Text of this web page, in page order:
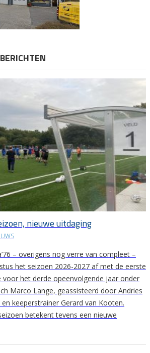
nieuwe uitdaging
– overigens nog verre van compleet –
het seizoen 2026-2027 af met de eerste
voor het derde opeenvolgende jaar onder
Marco Lange, geassisteerd door Andries
keeperstrainer Gerard van Kooten.
betekent tevens een nieuwe